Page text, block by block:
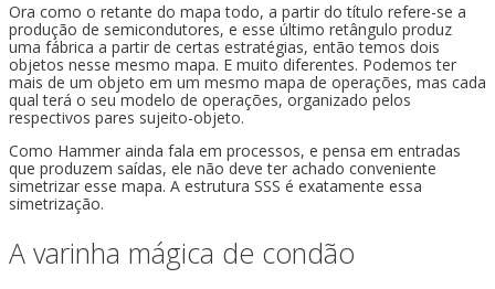
Ora como o retante do mapa todo, a partir do título refere-se a
produção de semicondutores, e esse último retângulo produz
uma fábrica a partir de certas estratégias, então temos dois
objetos nesse mesmo mapa. E muito diferentes. Podemos ter
mais de um objeto em um mesmo mapa de operações, mas cada
qual terá o seu modelo de operações, organizado pelos
respectivos pares sujeito-objeto.
Como Hammer ainda fala em processos, e pensa em entradas
que produzem saídas, ele não deve ter achado conveniente
simetrizar esse mapa. A estrutura SSS é exatamente essa
simetrização.
A varinha mágica de condão